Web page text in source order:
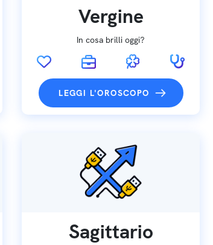
Vergine
In cosa brilli oggi?
LEGGI L'OROSCOPO
Sagittario